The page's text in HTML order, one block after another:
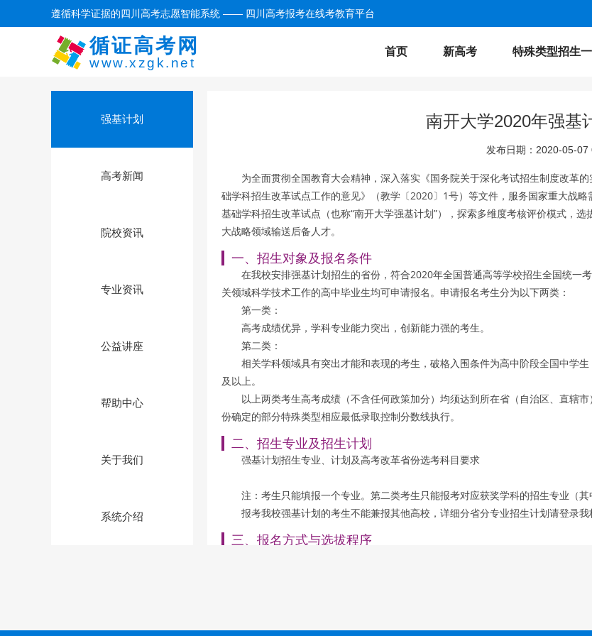
遵循科学证据的四川高考志愿智能系统 —— 四川高考报考在线考教育平台
循证高考网
www.xzgk.net
特殊类型招生
新高考
首页
强基计划
高考新闻
院校资讯
专业资讯
公益讲座
帮助中心
关于我们
系统介绍
南开大学2020年强基
发布日期：2020-05-07
为全面贯彻全国教育大会精神，深入落实《国务院关于深化考试招生制度改革
础学科招生改革试点工作的意见》（教学〔2020〕1号）等文件，服务国家重大战
基础学科招生改革试点（也称“南开大学强基计划”），探索多维度考核评价模式，
大战略领域输送后备人才。
一、招生对象及报名条件
在我校安排强基计划招生的省份，符合2020年全国普通高等学校招生全国统一
关领域科学技术工作的高中毕业生均可申请报名。申请报名考生分为以下两类：
第一类：
高考成绩优异，学科专业能力突出，创新能力强的考生。
第二类：
相关学科领域具有突出才能和表现的考生，破格入围条件为高中阶段全国中学
及以上。
以上两类考生高考成绩（不含任何政策加分）均须达到所在省（自治区、直辖
份确定的部分特殊类型相应最低录取控制分数线执行。
二、招生专业及招生计划
强基计划招生专业、计划及高考改革省份选考科目要求
注：考生只能填报一个专业。第二类考生只能报考对应获奖学科的招生专业（
报考我校强基计划的考生不能兼报其他高校，详细分省分专业招生计划请登录我
三、报名方式与选拔程序
7月27日前，对于第一类考生，依据高考成绩（不含任何政策加分），按我校